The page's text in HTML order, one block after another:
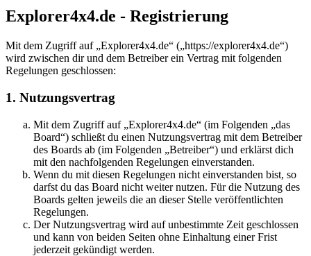
Explorer4x4.de - Registrierung
Mit dem Zugriff auf „Explorer4x4.de“ („https://explorer4x4.de“)
wird zwischen dir und dem Betreiber ein Vertrag mit folgenden
Regelungen geschlossen:
1. Nutzungsvertrag
Mit dem Zugriff auf „Explorer4x4.de“ (im Folgenden „das
Board“) schließt du einen Nutzungsvertrag mit dem Betreiber
des Boards ab (im Folgenden „Betreiber“) und erklärst dich
mit den nachfolgenden Regelungen einverstanden.
Wenn du mit diesen Regelungen nicht einverstanden bist, so
darfst du das Board nicht weiter nutzen. Für die Nutzung des
Boards gelten jeweils die an dieser Stelle veröffentlichten
Regelungen.
Der Nutzungsvertrag wird auf unbestimmte Zeit geschlossen
und kann von beiden Seiten ohne Einhaltung einer Frist
jederzeit gekündigt werden.